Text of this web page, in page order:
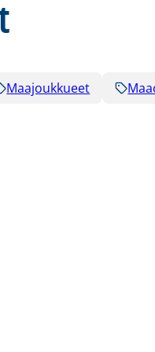
Maajoukkueet